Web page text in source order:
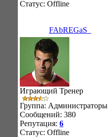
Статус: Offline
FAbREGaS_
Играющий Тренер
Группа: Администраторы
Сообщений: 380
Репутация: 6
Статус: Offline